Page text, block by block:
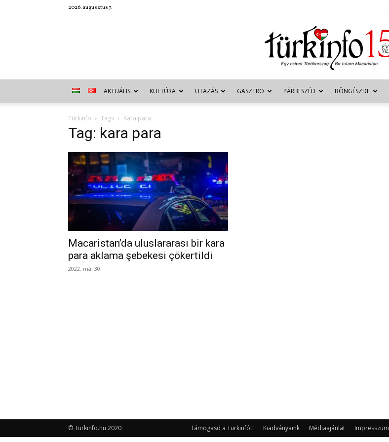
2026. augusztus 7.
Türkinfo
AKTUÁLIS KULTÚRA UTAZÁS GASZTRO PÁRBESZÉD BÖNGÉSZDE
Türkinfo Tags Kara para
Tag: kara para
Macaristan’da uluslararası bir kara
para aklama şebekesi çökertildi
2022. máj 30.
Támogasd a Türkinfót! Kiadványaink Médiaajánlat Impresszum
© Turkinfo.hu 2020